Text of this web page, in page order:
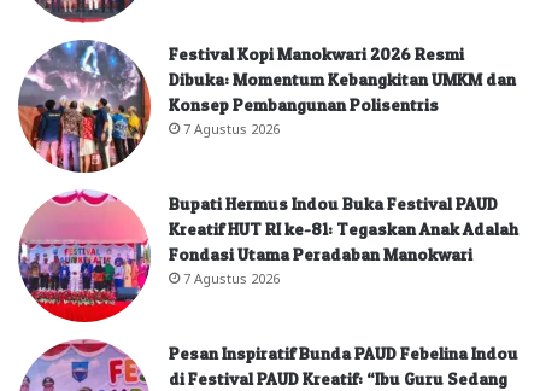
Festival Kopi Manokwari 2026 Resmi
Dibuka: Momentum Kebangkitan UMKM dan
Konsep Pembangunan Polisentris
7 Agustus 2026
Bupati Hermus Indou Buka Festival PAUD
Kreatif HUT RI ke-81: Tegaskan Anak Adalah
Fondasi Utama Peradaban Manokwari
7 Agustus 2026
Pesan Inspiratif Bunda PAUD Febelina Indou
di Festival PAUD Kreatif: “Ibu Guru Sedang